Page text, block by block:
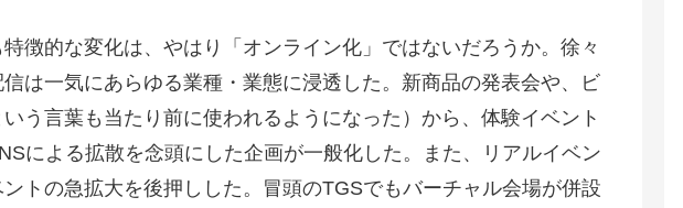
徴的な変化は、やはり「オンライン化」ではないだろうか。徐々
は一気にあらゆる業種・業態に浸透した。新商品の発表会や、ビ
う言葉も当たり前に使われるようになった）から、体験イベント
による拡散を念頭にした企画が一般化した。また、リアルイベン
トの急拡大を後押しした。冒頭のTGSでもバーチャル会場が併設